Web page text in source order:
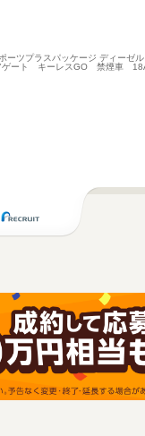
ポーツプラスパッケージ デ
ト キーレスGO 禁煙車